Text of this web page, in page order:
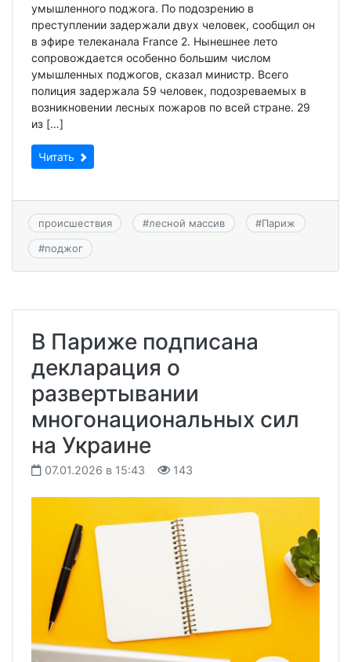
умышленного поджога. По подозрению в
преступлении задержали двух человек, сообщил он
в эфире телеканала France 2. Нынешнее лето
сопровождается особенно большим числом
умышленных поджогов, сказал министр. Всего
полиция задержала 59 человек, подозреваемых в
возникновении лесных пожаров по всей стране. 29
из […]
Читать
происшествия #лесной массив #Париж
#поджог
В Париже подписана
декларация о
развертывании
многонациональных сил
на Украине
07.01.2026 в 15:43 143